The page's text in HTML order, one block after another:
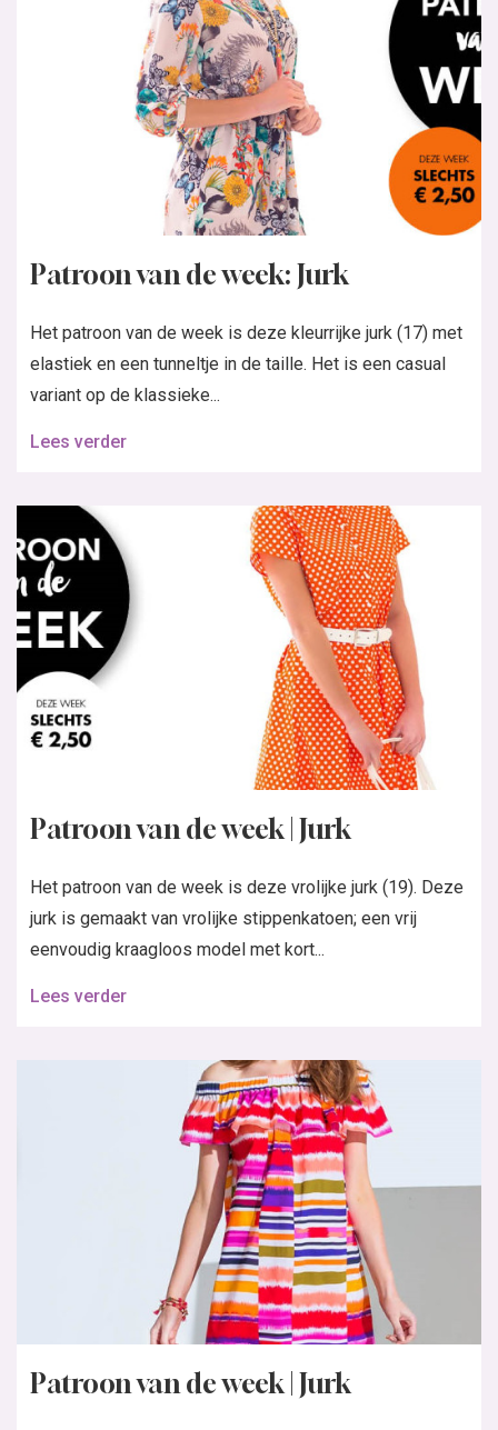
Patroon van de week: Jurk
Het patroon van de week is deze kleurrijke jurk (17) met
elastiek en een tunneltje in de taille. Het is een casual
variant op de klassieke...
Lees verder
Patroon van de week | Jurk
Het patroon van de week is deze vrolijke jurk (19). Deze
jurk is gemaakt van vrolijke stippenkatoen; een vrij
eenvoudig kraagloos model met kort...
Lees verder
Patroon van de week | Jurk